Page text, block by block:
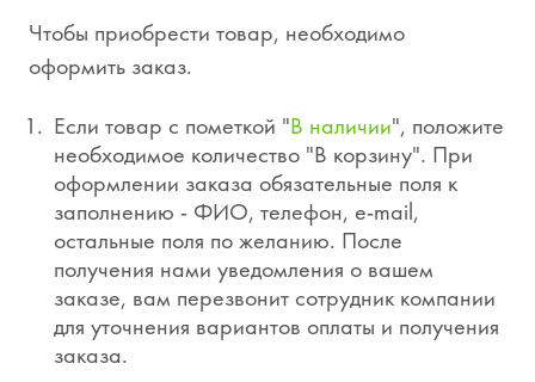
Чтобы приобрести товар, необходимо
оформить заказ.
Если товар с пометкой "В наличии", положите
необходимое количество "В корзину". При
оформлении заказа обязательные поля к
заполнению - ФИО, телефон, e-mail,
остальные поля по желанию. После
получения нами уведомления о вашем
заказе, вам перезвонит сотрудник компании
для уточнения вариантов оплаты и получения
заказа.